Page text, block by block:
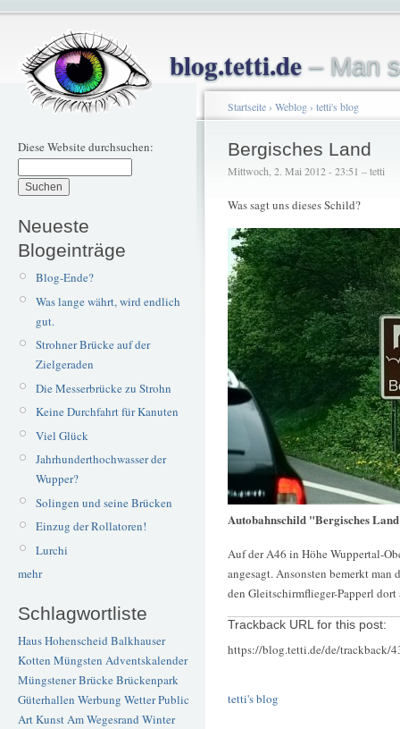
blog.tetti.de– Man
Diese Website durchsuchen:
Neueste
Blogeinträge
Blog-Ende?
Was lange währt, wird endlich
gut.
Strohner Brücke auf der
Zielgeraden
Die Messerbrücke zu Strohn
Keine Durchfahrt für Kanuten
Viel Glück
Jahrhunderthochwasser der
Wupper?
Solingen und seine Brücken
Einzug der Rollatoren!
Lurchi
mehr
Schlagwortliste
Haus Hohenscheid Balkhauser
Kotten Müngsten Adventskalender
Müngstener BrückeBrückenpark
Güterhallen Werbung WetterPublic
ArtKunstAm Wegesrand Winter
Startseite› Weblog› tetti's blog
Bergisches Land
Mittwoch, 2. Mai 2012 - 23:51 – tetti
Was sagt uns dieses Schild?
Autobahnschild "Bergisches
Auf der A46 in Höhe Wuppertal-
angesagt. Ansonsten bemerkt
den Gleitschirmflieger-Papperl dort
Trackback URL for this post:
https://blog.tetti.de/de/trackback/
tetti's blog